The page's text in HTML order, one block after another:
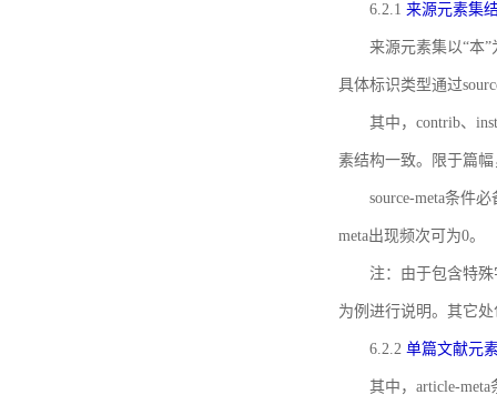
6.2.1 来源元素集
来源元素集以“本
具体标识类型通过
其中，contrib、
素结构一致。限于篇
source-meta条件
meta出现频次可为0。
注：由于包含特殊
为例进行说明。其它
6.2.2 单篇文献元
其中，article-